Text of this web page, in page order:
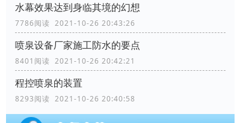
水幕效果达到身临其境的幻想
7786阅读 2021-10-26 20:43:26
喷泉设备厂家施工防水的要点
8401阅读 2021-10-26 20:42:21
程控喷泉的装置
8293阅读 2021-10-26 20:40:58